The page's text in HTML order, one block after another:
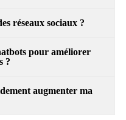
réseaux sociaux ?
pour améliorer
?
augmenter ma